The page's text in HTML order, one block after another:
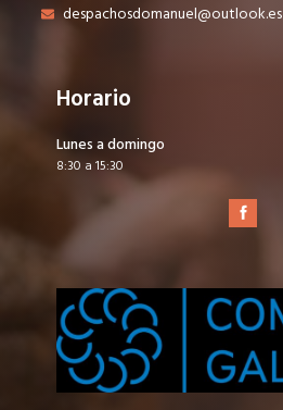
despachosdomanuel@outlook.es
Horario
Lunes a domingo
8:30 a 15:30